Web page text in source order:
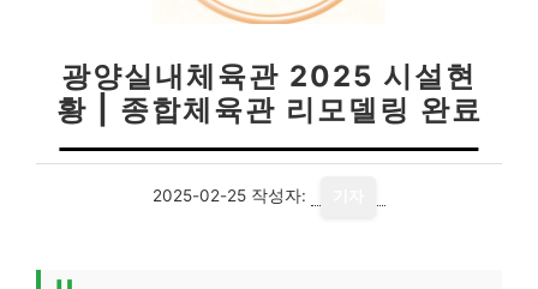
광양실내체육관 2025 시설현
황 | 종합체육관 리모델링 완료
2025-02-25 작성자: